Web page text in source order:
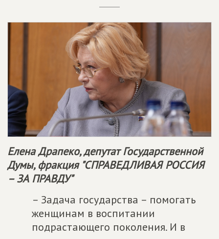
Елена Драпеко, депутат Государственной
Думы, фракция "СПРАВЕДЛИВАЯ РОССИЯ
– ЗА ПРАВДУ"
– Задача государства – помогать
женщинам в воспитании
подрастающего поколения. И в